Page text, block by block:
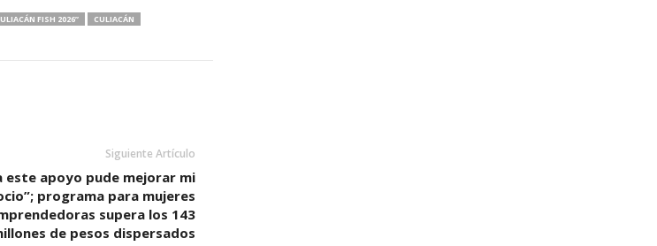
FISH 2026”
CULIACÁN
Siguiente Artículo
este apoyo pude mejorar mi
programa para mujeres
supera los 143
de pesos dispersados